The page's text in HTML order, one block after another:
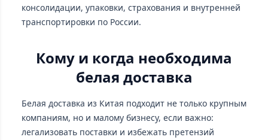
консолидации, упаковки, страхования и внутренней
транспортировки по России.
Кому и когда необходима
белая доставка
Белая доставка из Китая подходит не только крупным
компаниям, но и малому бизнесу, если важно:
легализовать поставки и избежать претензий